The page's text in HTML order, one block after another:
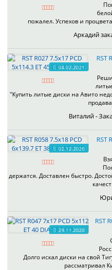
пожалел. Успехов и
Аркадий
04.02.2021
RST
"Купить литые диски на Авито
Виталий -
02.12.2020
RST
держатся. Доставлен быстро.
29.11.2020
RST
Долго искал диски на свой
рассматривал